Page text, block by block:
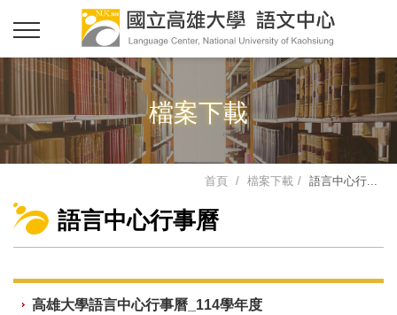
檔案下載
首頁 檔案下載 語言中心行...
語言中心行事曆
高雄大學語言中心行事曆_114學年度